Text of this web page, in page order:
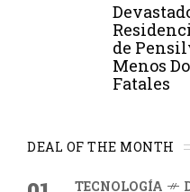
de
Menos
Fatales
DEAL OF THE MONTH
TECNOLOGÍA